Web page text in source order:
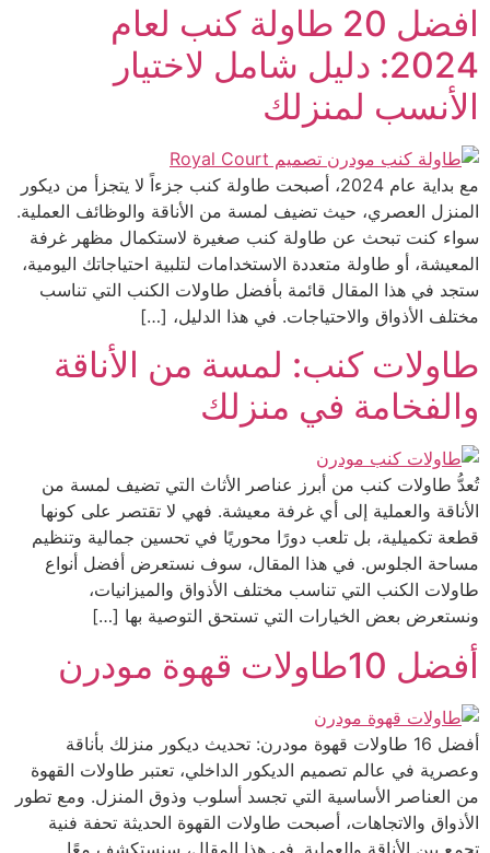
افضل 20 طاولة كنب لعام
2024: دليل شامل لاختيار
الأنسب لمنزلك
مع بداية عام 2024، أصبحت طاولة كنب جزءاً لا يتجزأ من ديكور
المنزل العصري، حيث تضيف لمسة من الأناقة والوظائف العملية.
سواء كنت تبحث عن طاولة كنب صغيرة لاستكمال مظهر غرفة
المعيشة، أو طاولة متعددة الاستخدامات لتلبية احتياجاتك اليومية،
ستجد في هذا المقال قائمة بأفضل طاولات الكنب التي تناسب
مختلف الأذواق والاحتياجات. في هذا الدليل، […]
طاولات كنب: لمسة من الأناقة
والفخامة في منزلك
تُعدُّ طاولات كنب من أبرز عناصر الأثاث التي تضيف لمسة من
الأناقة والعملية إلى أي غرفة معيشة. فهي لا تقتصر على كونها
قطعة تكميلية، بل تلعب دورًا محوريًا في تحسين جمالية وتنظيم
مساحة الجلوس. في هذا المقال، سوف نستعرض أفضل أنواع
طاولات الكنب التي تناسب مختلف الأذواق والميزانيات،
ونستعرض بعض الخيارات التي تستحق التوصية بها […]
أفضل 10طاولات قهوة مودرن
أفضل 16 طاولات قهوة مودرن: تحديث ديكور منزلك بأناقة
وعصرية في عالم تصميم الديكور الداخلي، تعتبر طاولات القهوة
من العناصر الأساسية التي تجسد أسلوب وذوق المنزل. ومع تطور
الأذواق والاتجاهات، أصبحت طاولات القهوة الحديثة تحفة فنية
تجمع بين الأناقة والعملية. في هذا المقال، سنستكشف معًا